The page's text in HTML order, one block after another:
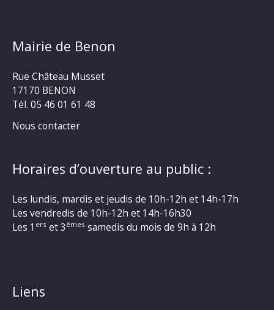
Mairie de Benon
Rue Château Musset
17170 BENON
Tél. 05 46 01 61 48
Nous contacter
Horaires d’ouverture au public :
Les lundis, mardis et jeudis de 10h-12h et 14h-17h
Les vendredis de 10h-12h et 14h-16h30
Les 1 ers et 3 èmes samedis du mois de 9h à 12h
Liens